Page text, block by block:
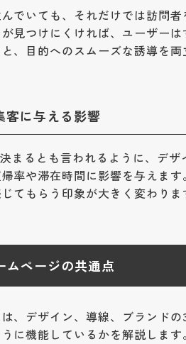
でいても、それだけでは訪問者
見つけにくければ、ユーザー
、目的へのスムーズな誘導を両
客に与える影響
まるとも言われるように、デ
率や滞在時間に影響を与えま
てもらう印象が大きく変わりま
ムページの共通点
、デザイン、導線、ブランド
に機能しているかを解説します。